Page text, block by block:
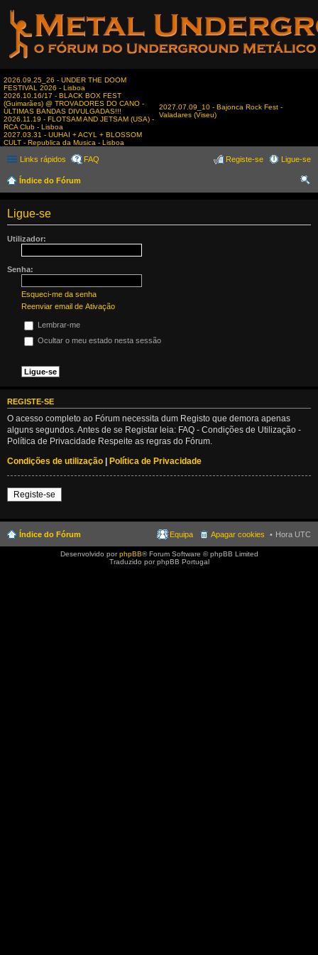
2026.09.25_26 - UNDER THE DOOM
FESTIVAL 2026 - Lisboa
2026.10.16/17 - BLACK BOX FEST
(Guimarães) @ TROVADORES DO CANO -
ÚLTIMAS BANDAS DIVULGADAS!!!
2026.11.19 - FLOTSAM AND JETSAM (USA) -
RCA Club - Lisboa
2027.03.31 - UUHAI + ACYL + BLOSSOM
CULT - Republica da Musica - Lisboa
2027.07.09_10 - Bajonca Rock Fest -
Valadares (Viseu)
Links rápidos FAQ Ligue-se
Registe-se
Índice do Fórum
Ligue-se
Utilizador:
Senha:
Esqueci-me da senha
Reenviar email de Ativação
Lembrar-me
Ocultar o meu estado nesta sessão
REGISTE-SE
O acesso completo ao Fórum necessita dum Registo que demora apenas
alguns segundos. Antes de se Registar leia: FAQ - Condições de Utilização -
Política de Privacidade Respeite as regras do Fórum.
Condições de utilização | Política de Privacidade
Registe-se
Índice do Fórum Hora UTC
Apagar cookies
Equipa
Desenvolvido porphpBB® Forum Software © phpBB Limited
Traduzido por phpBB Portugal